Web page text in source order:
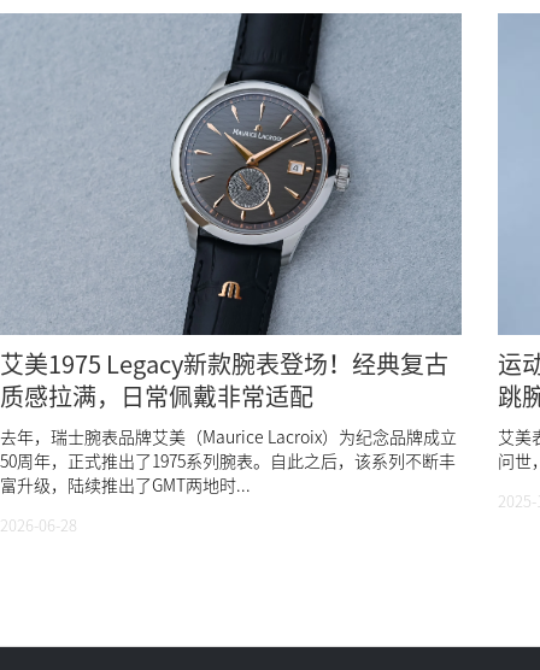
艾美1975 Legacy新款腕表登场！经典复古
质感拉满，日常佩戴非常适配
去年，瑞士腕表品牌艾美（Maurice Lacroix）为纪念品牌成立
50周年，正式推出了1975系列腕表。自此之后，该系列不断丰
富升级，陆续推出了GMT两地时...
2026-06-28
运
跳
艾美
问世